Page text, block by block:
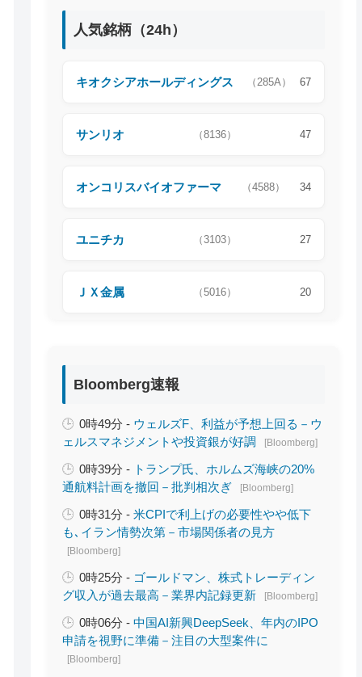
人気銘柄（24h）
キオクシアホールディングス （285A） 67
サンリオ （8136） 47
オンコリスバイオファーマ （4588） 34
ユニチカ （3103） 27
ＪＸ金属 （5016） 20
Bloomberg速報
0時49分 - ウェルズF、利益が予想上回る－ウ
ェルスマネジメントや投資銀が好調
[Bloomberg]
0時39分 - トランプ氏、ホルムズ海峡の20%
通航料計画を撤回－批判相次ぎ
[Bloomberg]
0時31分 -米CPIで利上げの必要性やや低下
も､イラン情勢次第－市場関係者の見方
[Bloomberg]
0時25分 - ゴールドマン、株式トレーディン
グ収入が過去最高－業界内記録更新
[Bloomberg]
0時06分 -中国AI新興DeepSeek、年内のIPO
申請を視野に準備－注目の大型案件に
[Bloomberg]